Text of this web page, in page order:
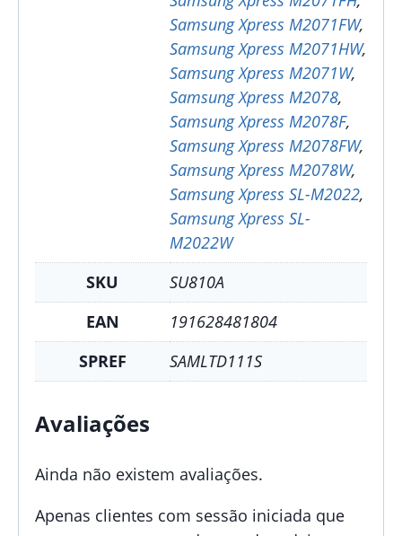
Samsung Xpress M2071FW,
Samsung Xpress M2071HW,
Samsung Xpress M2071W,
Samsung Xpress M2078,
Samsung Xpress M2078F,
Samsung Xpress M2078FW,
Samsung Xpress M2078W,
Samsung Xpress SL-M2022,
Samsung Xpress SL-
M2022W
SKU
SU810A
EAN
191628481804
SPREF
SAMLTD111S
Avaliações
Ainda não existem avaliações.
Apenas clientes com sessão iniciada que